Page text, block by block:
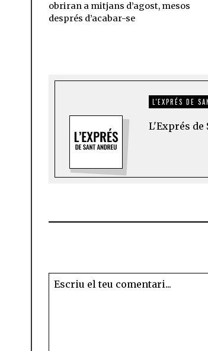
obriran a mitjans d’agost, mesos
després d’acabar-se
L'EXPRÉS DE
L'Exprés de